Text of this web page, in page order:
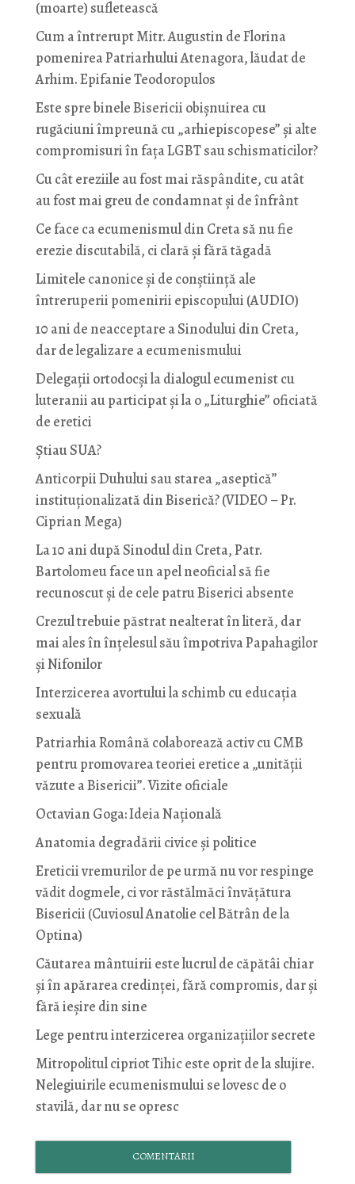
(moarte) sufletească
Cum a întrerupt Mitr. Augustin de Florina
pomenirea Patriarhului Atenagora, lăudat de
Arhim. Epifanie Teodoropulos
Este spre binele Bisericii obișnuirea cu
rugăciuni împreună cu „arhiepiscopese” și alte
compromisuri în fața LGBT sau schismaticilor?
Cu cât ereziile au fost mai răspândite, cu atât
au fost mai greu de condamnat și de înfrânt
Ce face ca ecumenismul din Creta să nu fie
erezie discutabilă, ci clară și fără tăgadă
Limitele canonice și de conștiință ale
întreruperii pomenirii episcopului (AUDIO)
10 ani de neacceptare a Sinodului din Creta,
dar de legalizare a ecumenismului
Delegații ortodocși la dialogul ecumenist cu
luteranii au participat și la o „Liturghie” oficiată
de eretici
Știau SUA?
Anticorpii Duhului sau starea „aseptică”
instituționalizată din Biserică? (VIDEO – Pr.
Ciprian Mega)
La 10 ani după Sinodul din Creta, Patr.
Bartolomeu face un apel neoficial să fie
recunoscut și de cele patru Biserici absente
Crezul trebuie păstrat nealterat în literă, dar
mai ales în înțelesul său împotriva Papahagilor
și Nifonilor
Interzicerea avortului la schimb cu educaţia
sexuală
Patriarhia Română colaborează activ cu CMB
pentru promovarea teoriei eretice a „unității
văzute a Bisericii”. Vizite oficiale
Octavian Goga: Ideia Naţională
Anatomia degradării civice și politice
Ereticii vremurilor de pe urmă nu vor respinge
vădit dogmele, ci vor răstălmăci învățătura
Bisericii (Cuviosul Anatolie cel Bătrân de la
Optina)
Căutarea mântuirii este lucrul de căpătâi chiar
și în apărarea credinței, fără compromis, dar și
fără ieșire din sine
Lege pentru interzicerea organizaţiilor secrete
Mitropolitul cipriot Tihic este oprit de la slujire.
Nelegiuirile ecumenismului se lovesc de o
stavilă, dar nu se opresc
COMENTARII